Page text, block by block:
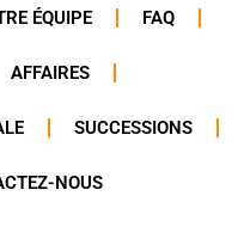
ÉQUIPE FAQ
AFFAIRES
SUCCESSIONS
NOUS